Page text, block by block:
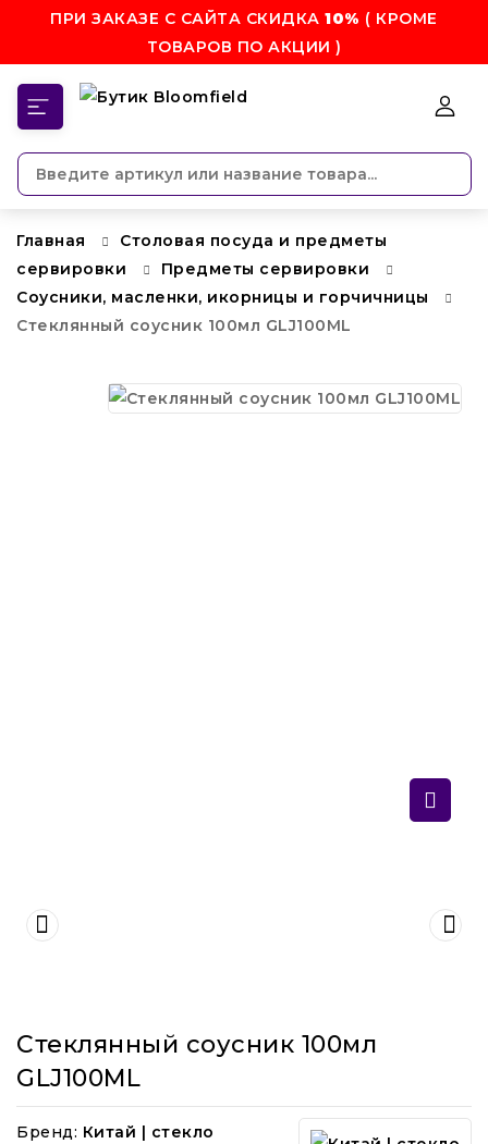
ПРИ ЗАКАЗЕ С САЙТА СКИДКА10% ( КРОМЕ
ТОВАРОВ ПО АКЦИИ )
Главная
Столовая посуда и предметы
сервировки
Предметы сервировки
Соусники, масленки, икорницы и горчичницы
Стеклянный соусник 100мл GLJ100ML
Стеклянный соусник 100мл
GLJ100ML
Бренд: Китай | стекло